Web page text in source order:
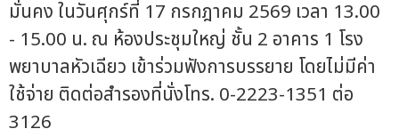
มั่นคง ในวันศุกร์ที่ 17 กรกฎาคม 2569 เวลา 13.00
- 15.00 น. ณ ห้องประชุมใหญ่ ชั้น 2 อาคาร 1 โรง
พยาบาลหัวเฉียว เข้าร่วมฟังการบรรยาย โดยไม่มีค่า
ใช้จ่าย ติดต่อสำรองที่นั่งโทร. 0-2223-1351 ต่อ
3126